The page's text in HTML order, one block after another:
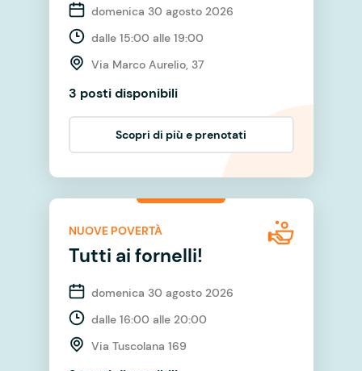
domenica 30 agosto 2026
dalle 15:00 alle 19:00
Via Marco Aurelio, 37
3 posti disponibili
Scopri di più e prenotati
NUOVE POVERTÀ
Tutti ai fornelli!
domenica 30 agosto 2026
dalle 16:00 alle 20:00
Via Tuscolana 169